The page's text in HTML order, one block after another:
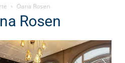
Oana Rosen
Rosen